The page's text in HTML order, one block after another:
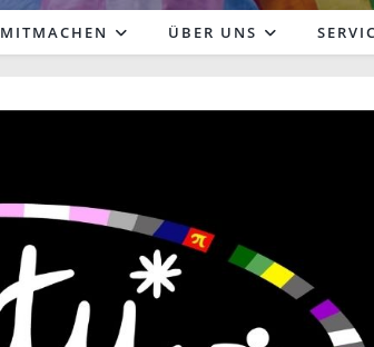
MITMACHEN ÜBER UNS